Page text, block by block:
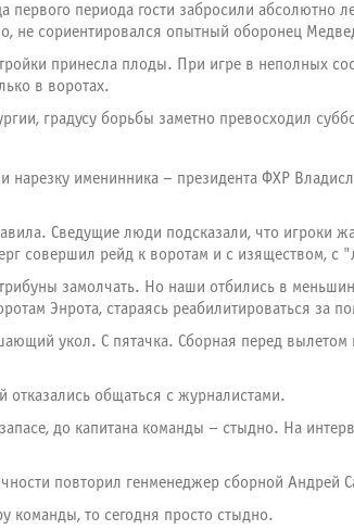
периода гости забросили абсолютно
сориентировался опытный оборонец
принесла плоды. При игре в неполных
в воротах.
градусу борьбы заметно превосходил
именинника – президента ФХР
Сведущие люди подсказали, что игроки
совершил рейд к воротам и с изяществом, с
замолчать. Но наши отбились в
Энрота, стараясь реабилитироваться за
укол. С пятачка. Сборная перед
отказались общаться с журналистами.
до капитана команды – стыдно. На
повторил генменеджер сборной Андрей
команды, то сегодня просто стыдно.